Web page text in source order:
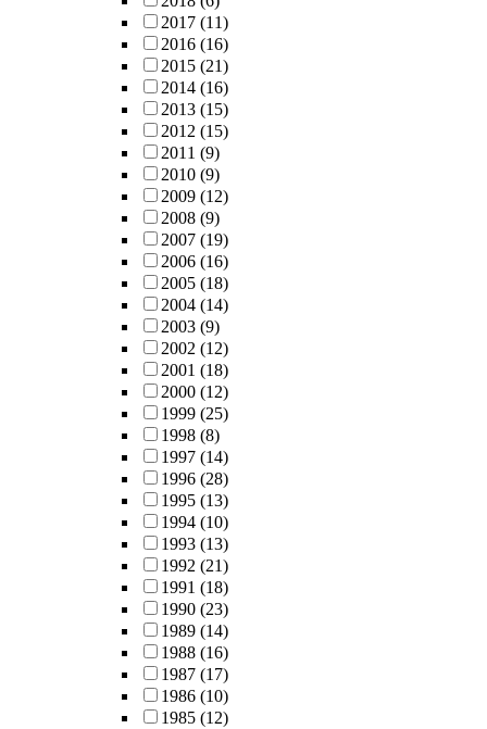
2017 (11)
2016 (16)
2015 (21)
2014 (16)
2013 (15)
2012 (15)
2011 (9)
2010 (9)
2009 (12)
2008 (9)
2007 (19)
2006 (16)
2005 (18)
2004 (14)
2003 (9)
2002 (12)
2001 (18)
2000 (12)
1999 (25)
1998 (8)
1997 (14)
1996 (28)
1995 (13)
1994 (10)
1993 (13)
1992 (21)
1991 (18)
1990 (23)
1989 (14)
1988 (16)
1987 (17)
1986 (10)
1985 (12)